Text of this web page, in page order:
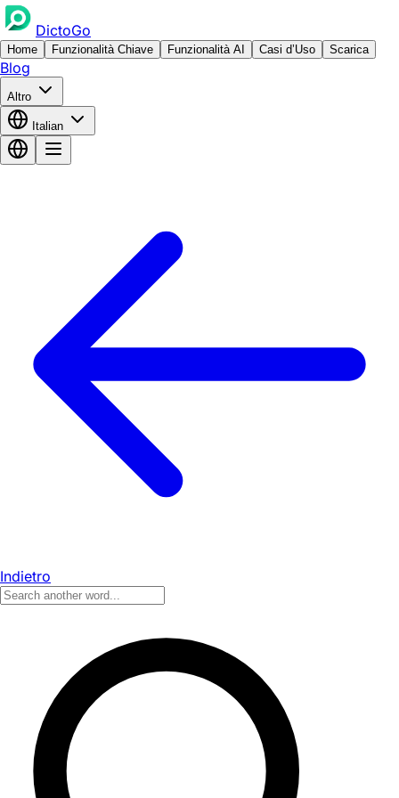
DictoGo
Home Funzionalità Chiave Funzionalità AI Casi d’Uso Scarica
Blog
Altro
Italian
Indietro